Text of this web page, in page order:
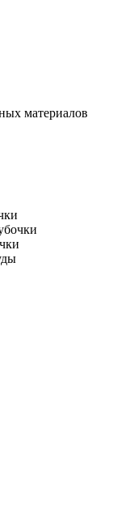
материалов